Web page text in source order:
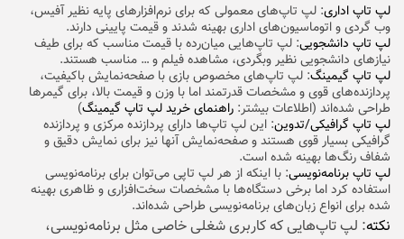
لپ تاپ اداری: لپ تاپ‌های معمولی که برای نرم‌افزارهای پایه نظیر آفیس،
وب گردی و اتوماسیون‌های اداری بهینه شدند و قیمت پایینی دارند.
لپ تاپ دانشجویی: لپ تاپ‌هایی میان‌رده با قیمت مناسب که برای طیف
نیازهای دانشجویی نظیر وبگردی، مشاهده فیلم و … مناسب هستند.
لپ تاپ گیمینگ: لپ تاپ‌های مخصوص بازی با صفحه‌نمایش باکیفیت،
پردازنده‌های قوی و مشخصات قدرتمند اما با وزن و قیمت بالا، برای گیمرها
طراحی شده‌اند (اطلاعات بیشتر: راهنمای خرید لپ تاپ گیمینگ)
لپ تاپ گرافیکی/تدوین: این لپ تاپ‌ها دارای پردازنده مرکزی و پردازنده
گرافیکی بسیار قوی هستند و صفحه‌نمایش آنها نیز برای نمایش دقیق و
شفاف رنگ‌ها بهینه شده است.
لپ تاپ برنامه‌نویسی: با اینکه از هر لپ تاپی می‌توان برای برنامه‌نویسی
استفاده کرد اما برخی دستگاه‌ها با مشخصات سخت‌افزاری و ظاهری بهینه
شده برای انواع زبان‌های برنامه‌نویسی طراحی شده‌اند.
نکته: لپ تاپ‌هایی که کاربری شغلی خاصی مثل برنامه‌نویسی،